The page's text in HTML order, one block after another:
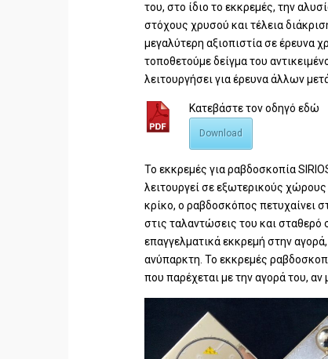
του, στο ίδιο το εκκρεμές, την
στόχους χρυσού και τέλεια
μεγαλύτερη αξιοπιστία σε έρευνα
τοποθετούμε δείγμα του
λειτουργήσει για έρευνα άλλων
Κατεβάστε τον οδηγό εδώ
Download
Το εκκρεμές για ραβδοσκοπία
λειτουργεί σε εξωτερικούς
κρίκο, ο ραβδοσκόπος πετυχαίνει
στις ταλαντώσεις του και
επαγγελματικά εκκρεμή στην
ανύπαρκτη. Το εκκρεμές
που παρέχεται με την αγορά του,